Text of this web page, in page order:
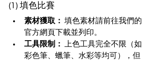
(1) 填色比賽
素材獲取： 填色素材請前往我們的
官方網頁下載並列印。
工具限制：
上色工具完全不限（如
彩色筆、蠟筆、水彩等均可），但